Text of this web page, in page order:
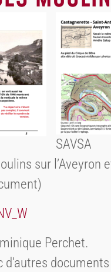
SAVSA
sur
Perchet.